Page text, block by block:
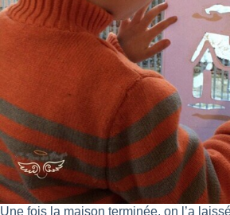
Une fois la maison terminée, on l’a